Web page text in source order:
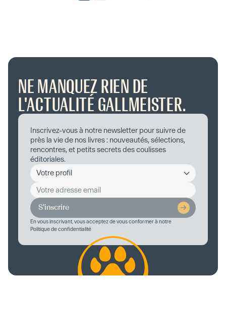
NE MANQUEZ RIEN DE
L'ACTUALITÉ GALLMEISTER.
Inscrivez-vous à notre newsletter pour suivre de
près la vie de nos livres : nouveautés, sélections,
rencontres, et petits secrets des coulisses
éditoriales.
S'inscrire
En vous inscrivant, vous acceptez de vous conformer à notre
Politique de confidentialité